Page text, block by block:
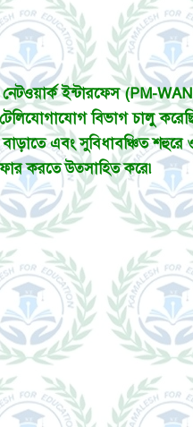
ইন্টারফেস (PM-
বিভাগ চালু
এবং সুবিধাবঞ্চিত
করতে উত্সাহিত করে৷